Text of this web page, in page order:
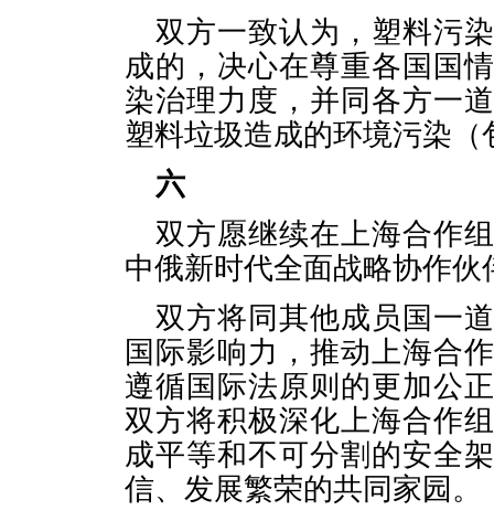
双方一致认为，塑料污
成的，决心在尊重各国国
染治理力度，并同各方一
塑料垃圾造成的环境污染（
六
双方愿继续在上海合作
中俄新时代全面战略协作
双方将同其他成员国一
国际影响力，推动上海合
遵循国际法原则的更加公
双方将积极深化上海合作
成平等和不可分割的安全
信、发展繁荣的共同家园。